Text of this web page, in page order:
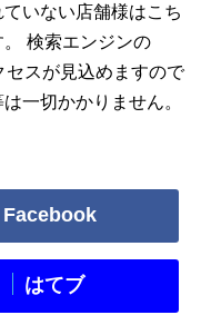
いない店舗様はこち
検索エンジンの
スが見込めますので
一切かかりません。
Facebook
はてブ